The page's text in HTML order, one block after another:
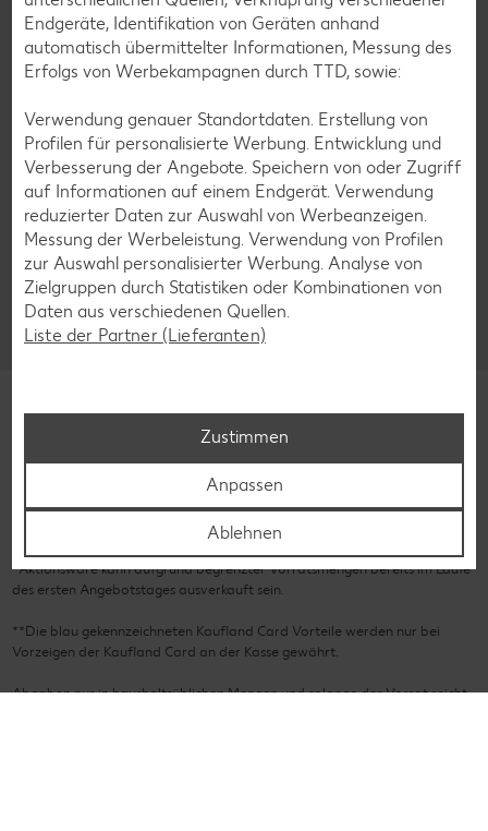
Anmelden
Werde Teil der Kaufland Community und
folge uns hier:
FacebookYouTube Xing InstagramLinkedIn
Kununu Tiktok Giphy WhatsApp
*Aktionsware kann aufgrund begrenzter Vorratsmengen bereits im Laufe
des ersten Angebotstages ausverkauft sein.
**Die blau gekennzeichneten Kaufland Card Vorteile werden nur bei
Vorzeigen der Kaufland Card an der Kasse gewährt.
Abgaben nur in haushaltsüblichen Mengen und solange der Vorrat reicht.
Endgeräte, Identifikation von Geräten anhand
automatisch übermittelter Informationen, Messung des
Erfolgs von Werbekampagnen durch TTD, sowie:
Verwendung genauer Standortdaten. Erstellung von
Profilen für personalisierte Werbung. Entwicklung und
Verbesserung der Angebote. Speichern von oder Zugriff
auf Informationen auf einem Endgerät. Verwendung
reduzierter Daten zur Auswahl von Werbeanzeigen.
Messung der Werbeleistung. Verwendung von Profilen
zur Auswahl personalisierter Werbung. Analyse von
Zielgruppen durch Statistiken oder Kombinationen von
Daten aus verschiedenen Quellen.
Liste der Partner (Lieferanten)
Zustimmen
Anpassen
Ablehnen